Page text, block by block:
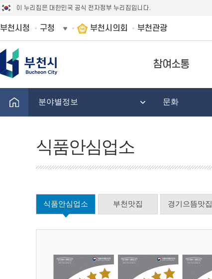
이 누리집은 대한민국 공식 전자정부 누리집입니다.
부천시청 구청 부천시의회 부천관광
참여소통
분야별정보 문화
식품안심업소
식품안심업소 부천맛집 경기으뜸맛집